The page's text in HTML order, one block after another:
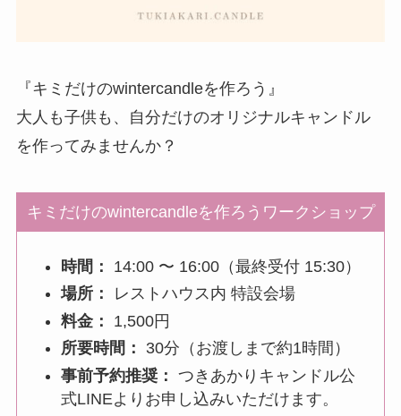
『キミだけのwintercandleを作ろう』
大人も子供も、自分だけのオリジナルキャンドル
を作ってみませんか？
キミだけのwintercandleを作ろうワークショップ
時間：
14:00 〜 16:00（最終受付 15:30）
場所：
レストハウス内 特設会場
料金：
1,500円
所要時間：
30分（お渡しまで約1時間）
事前予約推奨： つきあかりキャンドル公
式LINEよりお申し込みいただけます。